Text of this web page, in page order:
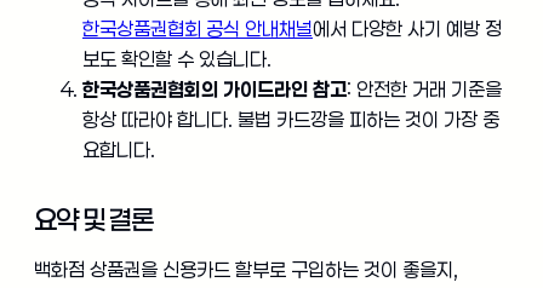
한국상품권협회 공식 안내채널에서 다양한 사기 예방 정
보도 확인할 수 있습니다.
한국상품권협회의 가이드라인 참고: 안전한 거래 기준을
항상 따라야 합니다. 불법 카드깡을 피하는 것이 가장 중
요합니다.
요약 및 결론
백화점 상품권을 신용카드 할부로 구입하는 것이 좋을지,